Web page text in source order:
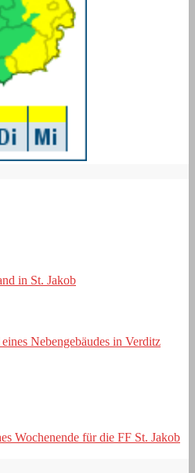
in St. Jakob
Nebengebäudes in Verditz
Wochenende für die FF St. Jakob